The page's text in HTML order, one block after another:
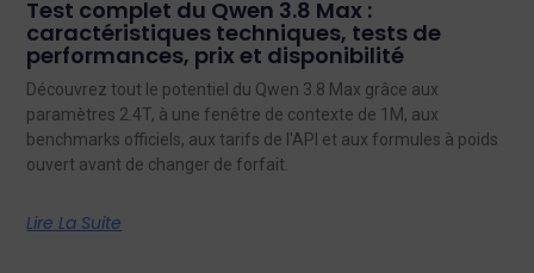
Test complet du Qwen 3.8 Max :
caractéristiques techniques, tests de
performances, prix et disponibilité
Découvrez tout le potentiel du Qwen 3.8 Max grâce aux
paramètres 2.4T, à une fenêtre de contexte de 1M, aux
benchmarks officiels, aux tarifs de l'API et aux formules à poids
ouvert avant de changer de forfait.
Lire La Suite